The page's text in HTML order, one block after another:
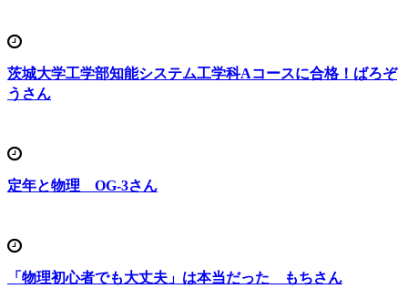
茨城大学工学部知能システム工学科Aコースに合格！ばろぞ
うさん
定年と物理 OG-3さん
「物理初心者でも大丈夫」は本当だった もちさん